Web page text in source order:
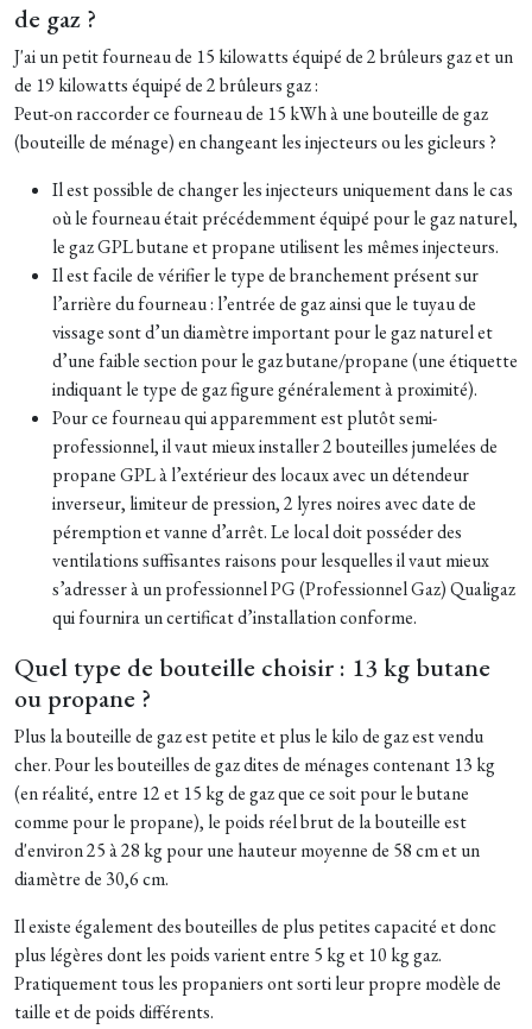
de gaz ?
J'ai un petit fourneau de 15 kilowatts équipé de 2 brûleurs gaz et un
de 19 kilowatts équipé de 2 brûleurs gaz :
Peut-on raccorder ce fourneau de 15 kWh à une bouteille de gaz
(bouteille de ménage) en changeant les injecteurs ou les gicleurs ?
Il est possible de changer les injecteurs uniquement dans le cas
où le fourneau était précédemment équipé pour le gaz naturel,
le gaz GPL butane et propane utilisent les mêmes injecteurs.
Il est facile de vérifier le type de branchement présent sur
l’arrière du fourneau : l’entrée de gaz ainsi que le tuyau de
vissage sont d’un diamètre important pour le gaz naturel et
d’une faible section pour le gaz butane/propane (une étiquette
indiquant le type de gaz figure généralement à proximité).
Pour ce fourneau qui apparemment est plutôt semi-
professionnel, il vaut mieux installer 2 bouteilles jumelées de
propane GPL à l’extérieur des locaux avec un détendeur
inverseur, limiteur de pression, 2 lyres noires avec date de
péremption et vanne d’arrêt. Le local doit posséder des
ventilations suffisantes raisons pour lesquelles il vaut mieux
s’adresser à un professionnel PG (Professionnel Gaz) Qualigaz
qui fournira un certificat d’installation conforme.
Quel type de bouteille choisir : 13 kg butane
ou propane ?
Plus la bouteille de gaz est petite et plus le kilo de gaz est vendu
cher. Pour les bouteilles de gaz dites de ménages contenant 13 kg
(en réalité, entre 12 et 15 kg de gaz que ce soit pour le butane
comme pour le propane), le poids réel brut de la bouteille est
d'environ 25 à 28 kg pour une hauteur moyenne de 58 cm et un
diamètre de 30,6 cm.
Il existe également des bouteilles de plus petites capacité et donc
plus légères dont les poids varient entre 5 kg et 10 kg gaz.
Pratiquement tous les propaniers ont sorti leur propre modèle de
taille et de poids différents.